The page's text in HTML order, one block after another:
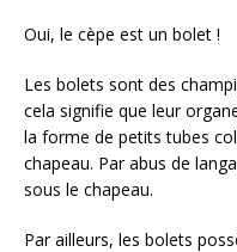
Oui, le cèpe est un bolet !
Les bolets sont des
cela signifie que leur
la forme de petits tubes
chapeau. Par abus de
sous le chapeau.
Par ailleurs, les bolets